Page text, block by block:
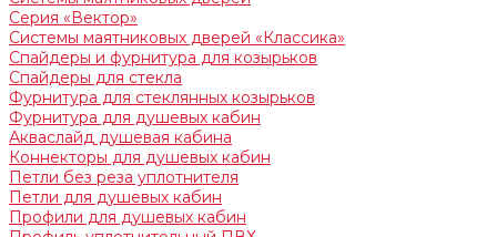
Серия «Вектор»
Системы маятниковых дверей «Классика»
Спайдеры и фурнитура для козырьков
Спайдеры для стекла
Фурнитура для стеклянных козырьков
Фурнитура для душевых кабин
Акваслайд душевая кабина
Коннекторы для душевых кабин
Петли без реза уплотнителя
Петли для душевых кабин
Профили для душевых кабин